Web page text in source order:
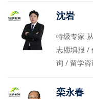
沈岩
特级专家
志愿填报 /
询 / 留学咨
栾永春